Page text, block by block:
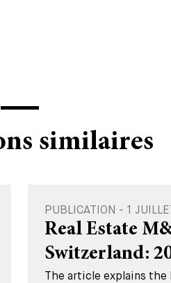
similaires
PUBLICATION - 1
Real Estate
Switzerland:
The article explains the